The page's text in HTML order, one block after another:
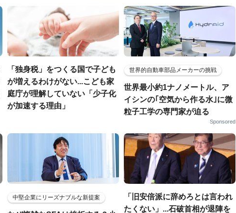
「独身税」をつくる国で子ども
が増えるわけがない...こども家
庭庁が理解していない「少子化
が加速する理由」
世界的自動車部品メーカーの挑戦
世界最小約1ナノメートル、ア
イシンの｢空気から作る水｣に微
粒子工学の専門家が迫る
Sponsored
中堅企業にリーズナブルな新提案
「旧安倍派に辞めろとは言われ
たくない」...石破首相が退陣を